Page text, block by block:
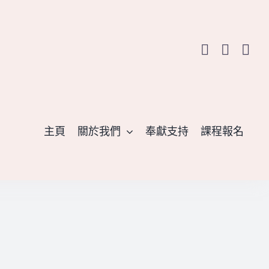
主頁 關於我們 奉獻支持 課程報名